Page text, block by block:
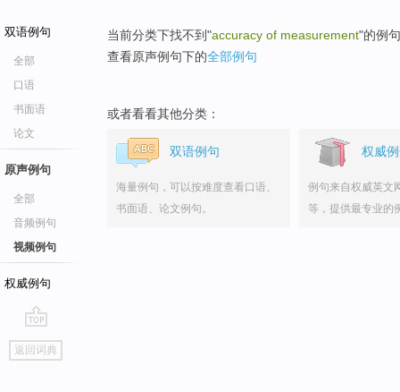
双语例句
全部
口语
书面语
论文
原声例句
全部
音频例句
视频例句
权威例句
go
top
返回词典
当前分类下找不到"accuracy of measurement"的例
查看原声例句下的全部例句
或者看看其他分类：
双语例句
海量例句，可以按难度查看口语、
书面语、论文例句。
权威
例句来自权威英文
等，提供最专业的